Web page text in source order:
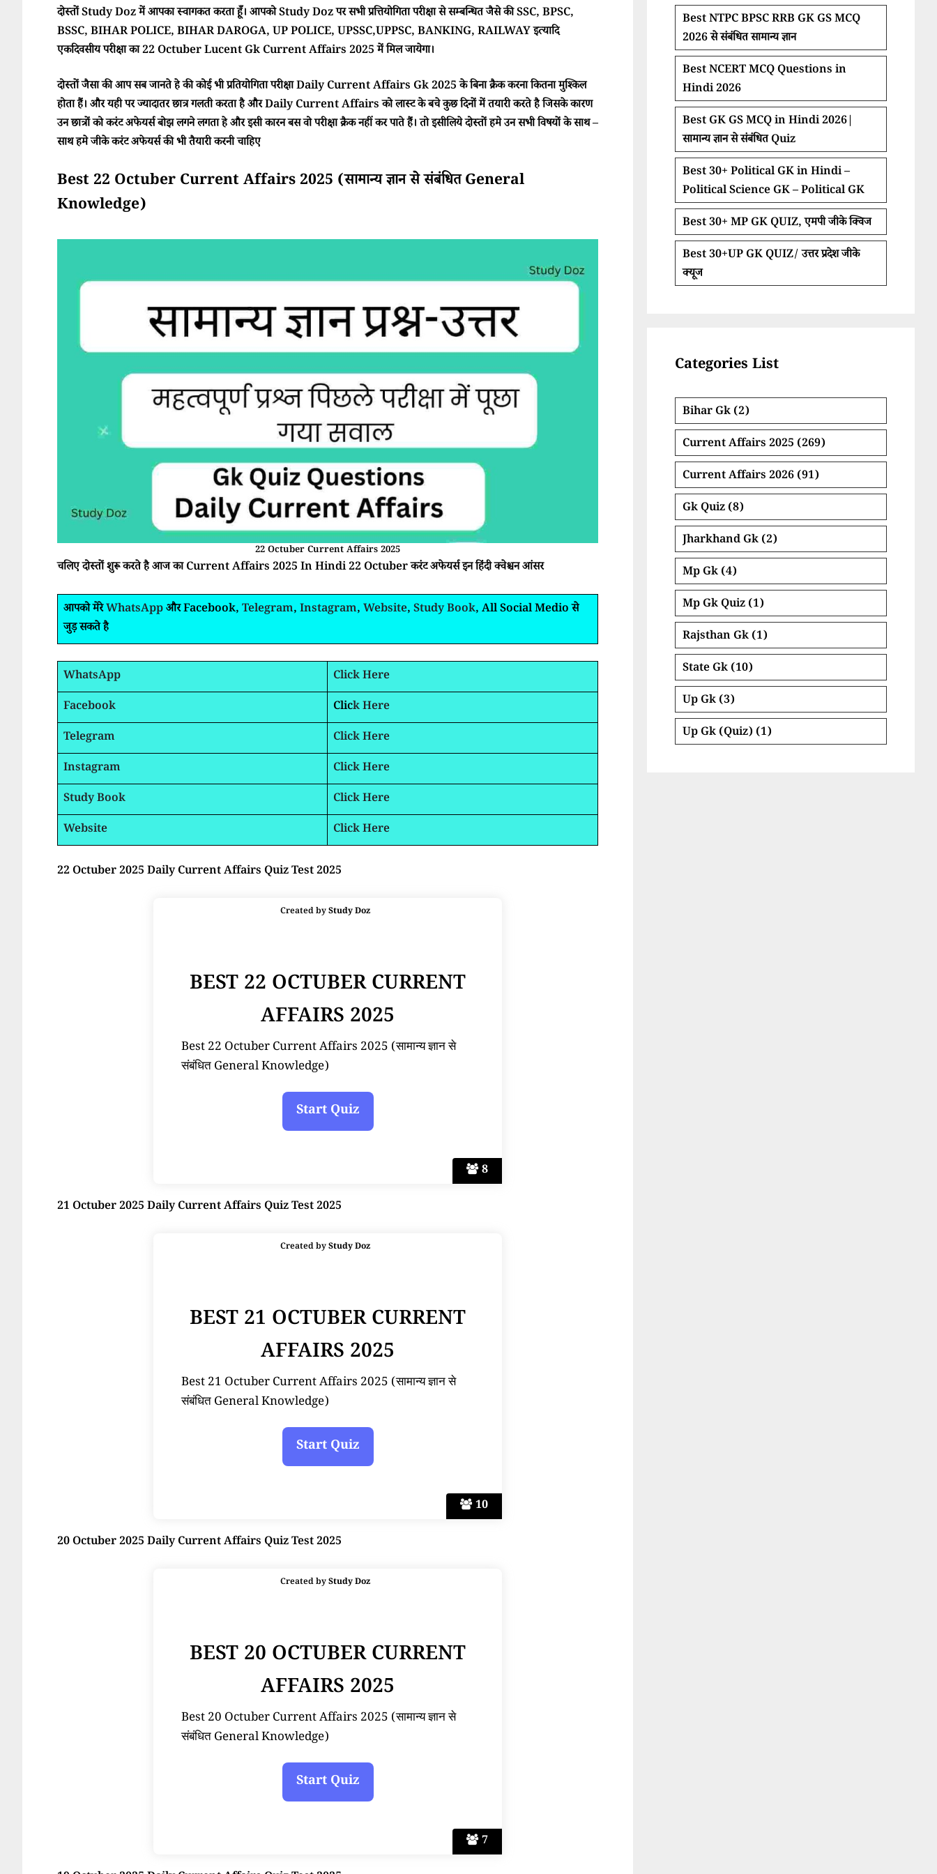
दोस्तों Study Doz में आपका स्वागकत करता हूँ। आपको Study Doz पर सभी प्रत्तियोगिता परीक्षा से सम्बन्धित जैसे की SSC, BPSC,
BSSC, BIHAR POLICE, BIHAR DAROGA, UP POLICE, UPSSC,UPPSC, BANKING, RAILWAY इत्यादि
एकदिवसीय परीक्षा का 22 Octuber Lucent Gk Current Affairs 2025 में मिल जायेगा।
दोस्तों जैसा की आप सब जानते हे की कोई भी प्रतियोगिता परीक्षा Daily Current Affairs Gk 2025 के बिना क्रैक करना कितना मुश्किल
होता हैं। और यही पर ज्यादातर छात्र गलती करता है और Daily Current Affairs को लास्ट के बचे कुछ दिनों में तयारी करते है जिसके कारण
उन छात्रों को करंट अफेयर्स बोझ लगने लगता हे और इसी कारन बस वो परीक्षा क्रैक नहीं कर पाते हैं। तो इसीलिये दोस्तों हमे उन सभी विषयों के साथ –
साथ हमे जीके करंट अफेयर्स की भी तैयारी करनी चाहिए
Best 22 Octuber Current Affairs 2025 (सामान्य ज्ञान से संबंधित General
Knowledge)
22 Octuber Current Affairs 2025
चलिए दोस्तों शुरू करते है आज का Current Affairs 2025 In Hindi 22 Octuber करंट अफेयर्स इन हिंदी क्वेश्चन आंसर
आपको मेरेWhatsAppऔर Facebook, Telegram, Instagram, Website, Study Book, All Social Medio से
जुड़ सकते है
WhatsApp
Click Here
Facebook
Click Here
Telegram
Click Here
Instagram
Click Here
Study Book
Click Here
Website
Click Here
22 Octuber 2025 Daily Current Affairs Quiz Test 2025
8
Created byStudy Doz
BEST 22 OCTUBER CURRENT
AFFAIRS 2025
Best 22 Octuber Current Affairs 2025 (सामान्य ज्ञान से
संबंधित General Knowledge)
21 Octuber 2025 Daily Current Affairs Quiz Test 2025
10
Created byStudy Doz
BEST 21 OCTUBER CURRENT
AFFAIRS 2025
Best 21 Octuber Current Affairs 2025 (सामान्य ज्ञान से
संबंधित General Knowledge)
20 Octuber 2025 Daily Current Affairs Quiz Test 2025
7
Created byStudy Doz
BEST 20 OCTUBER CURRENT
AFFAIRS 2025
Best 20 Octuber Current Affairs 2025 (सामान्य ज्ञान से
संबंधित General Knowledge)
Best NTPC BPSC RRB GK GS MCQ
2026 से संबंधित सामान्य ज्ञान
Best NCERT MCQ Questions in
Hindi 2026
Best GK GS MCQ in Hindi 2026|
सामान्य ज्ञान से संबंधित Quiz
Best 30+ Political GK in Hindi –
Political Science GK – Political GK
Best 30+ MP GK QUIZ, एमपी जीके क्विज
Best 30+UP GK QUIZ/ उत्तर प्रदेश जीके
क्यूज
Categories List
Bihar Gk (2)
Current Affairs 2025 (269)
Current Affairs 2026 (91)
Gk Quiz (8)
Jharkhand Gk (2)
Mp Gk (4)
Mp Gk Quiz (1)
Rajsthan Gk (1)
State Gk (10)
Up Gk (3)
Up Gk (Quiz) (1)